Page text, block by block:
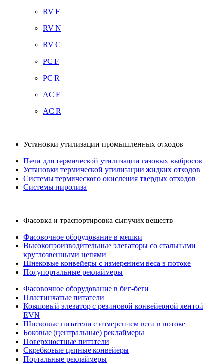
RV F
RV N
RV C
PC F
PC R
AC F
AC R
Установки утилизации промышленных отходов
Печи для термической утилизации газовых выбросов
Установки термической утилизации жидких отходов
Системы термического окисления твердых отходов
Системы пиролиза
Фасовка и траспортировка сыпучих веществ
Фасовочное оборудование в мешки
Высокопроизводительные элеваторы со стальными
круглозвенными цепями
Шнековые конвейеры с измерением веса в потоке
Полупортальные реклаймеры
Фасовочное оборудование в биг-беги
Пластинчатые питатели
Ковшовый элеватор с резиновой конвейерной лентой
EVN
Шнековые питатели с измерением веса в потоке
Боковые (центральные) реклаймеры
Поверхностные питатели
Скребковые цепные конвейеры
Портальные реклаймеры